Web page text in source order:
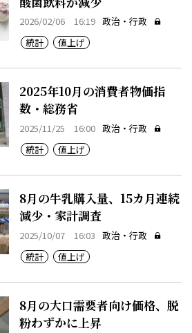
2026/02/06 16:19 政治・行政
統計
値上げ
2025年10月の消費者物価指
数・総務省
2025/11/25 16:00 政治・行政
統計
値上げ
8月の牛乳購入量、15カ月連続
減少・家計調査
2025/10/07 16:03 政治・行政
統計
値上げ
8月の大口需要者向け価格、脱
粉わずかに上昇